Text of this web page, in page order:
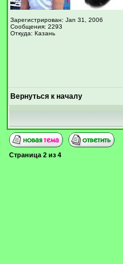
Зарегистрирован: Jan 31, 2006
Сообщения: 2293
Откуда: Казань
Вернуться к началу
Страница 2 из 4